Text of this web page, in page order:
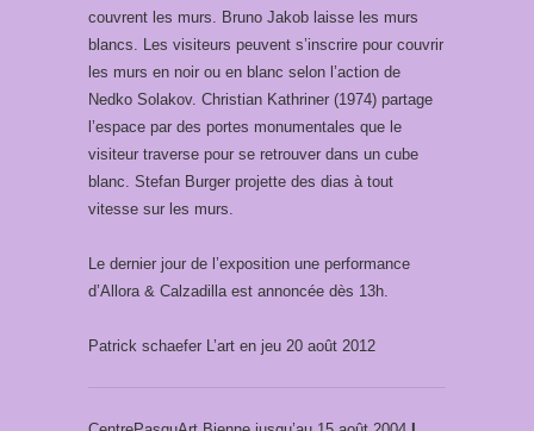
couvrent les murs. Bruno Jakob laisse les murs
blancs. Les visiteurs peuvent s’inscrire pour couvrir
les murs en noir ou en blanc selon l’action de
Nedko Solakov. Christian Kathriner (1974) partage
l’espace par des portes monumentales que le
visiteur traverse pour se retrouver dans un cube
blanc. Stefan Burger projette des dias à tout
vitesse sur les murs.
Le dernier jour de l’exposition une performance
d’Allora & Calzadilla est annoncée dès 13h.
Patrick schaefer L’art en jeu 20 août 2012